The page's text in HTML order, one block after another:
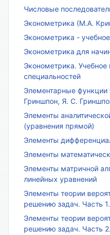
Числовые
Эконометрика (М.А.
Эконометрика -
Эконометрика для
Эконометрика.
специальностей
Элементарные функции
Гриншпон, Я. С.
Элементы
(уравнения прямой)
Элементы
Элементы
Элементы матричной
линейных уравнений
Элементы теории
решению задач. Часть 1.
Элементы теории
решению задач. Часть 2.